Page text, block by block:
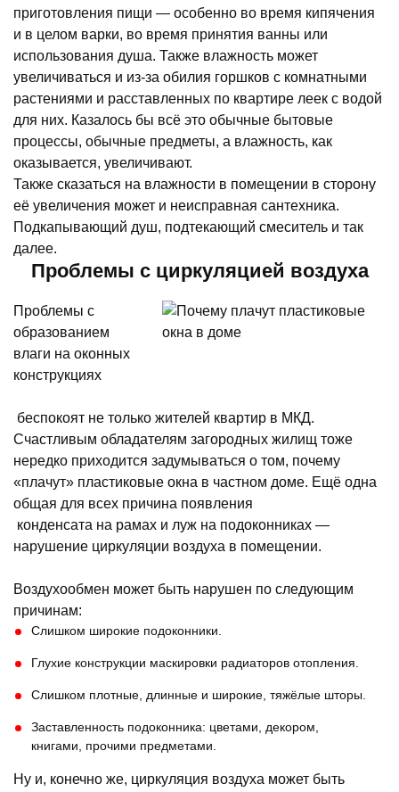
приготовления пищи — особенно во время кипячения
и в целом варки, во время принятия ванны или
использования душа. Также влажность может
увеличиваться и из-за обилия горшков с комнатными
растениями и расставленных по квартире леек с водой
для них. Казалось бы всё это обычные бытовые
процессы, обычные предметы, а влажность, как
оказывается, увеличивают.
Также сказаться на влажности в помещении в сторону
её увеличения может и неисправная сантехника.
Подкапывающий душ, подтекающий смеситель и так
далее.
Проблемы с циркуляцией воздуха
Проблемы с
образованием
влаги на оконных
конструкциях
беспокоят не только жителей квартир в МКД.
Счастливым обладателям загородных жилищ тоже
нередко приходится задумываться о том, почему
«плачут» пластиковые окна в частном доме. Ещё одна
общая для всех причина появления
конденсата на рамах и луж на подоконниках —
нарушение циркуляции воздуха в помещении.
Воздухообмен может быть нарушен по следующим
причинам:
Слишком широкие подоконники.
Глухие конструкции маскировки радиаторов отопления.
Слишком плотные, длинные и широкие, тяжёлые шторы.
Заставленность подоконника: цветами, декором,
книгами, прочими предметами.
Ну и, конечно же, циркуляция воздуха может быть